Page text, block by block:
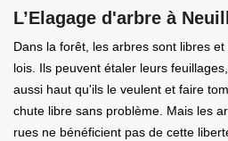
L’Elagage d'arbre à
Dans la forêt, les arbres sont libres
lois. Ils peuvent étaler leurs
aussi haut qu'ils le veulent et faire
chute libre sans problème. Mais les
rues ne bénéficient pas de cette